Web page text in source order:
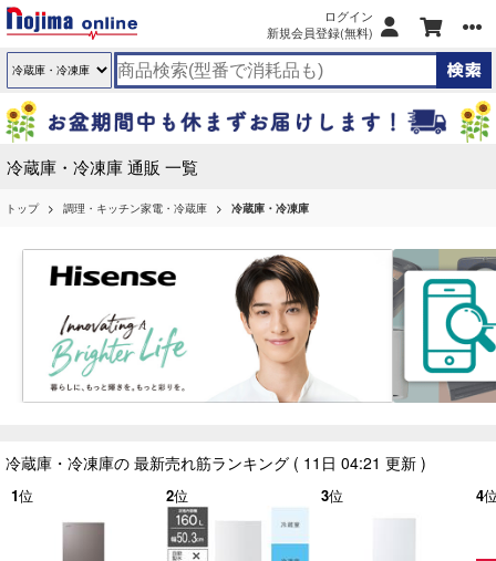
ログイン
新規会員登録(無料)
冷蔵庫・冷凍庫 通販 一覧
トップ 調理・キッチン家電・冷蔵庫 冷蔵庫・冷凍庫
冷蔵庫・冷凍庫の 最新売れ筋ランキング ( 11日 04:21 更新 )
1位 2位 3位 4